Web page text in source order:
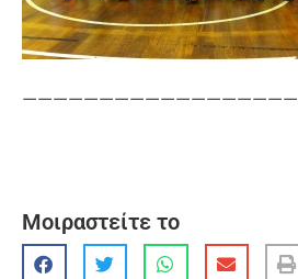
Μοιραστείτε το